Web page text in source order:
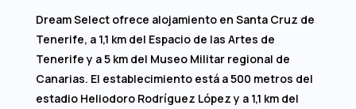
Dream Select ofrece alojamiento en Santa Cruz de
Tenerife, a 1,1 km del Espacio de las Artes de
Tenerife y a 5 km del Museo Militar regional de
Canarias. El establecimiento está a 500 metros del
estadio Heliodoro Rodríguez López y a 1,1 km del